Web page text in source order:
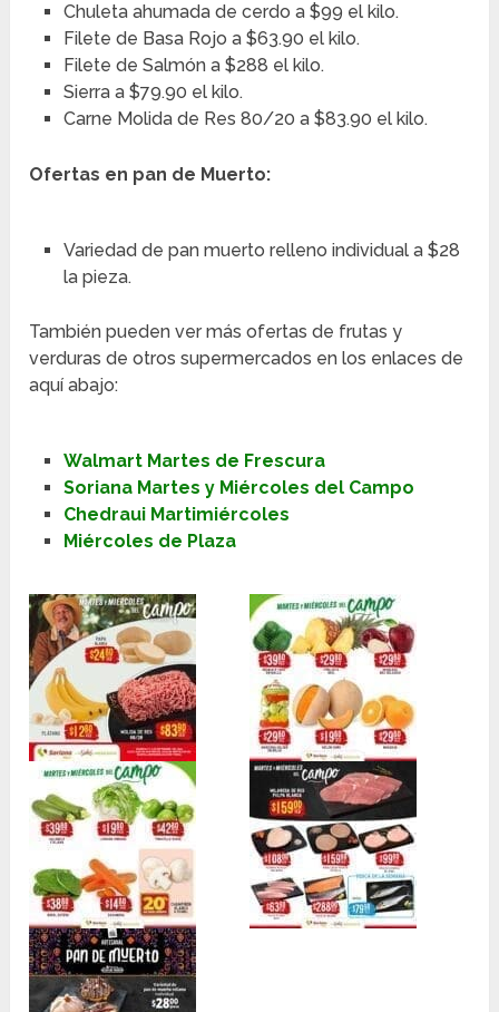
Chuleta ahumada de cerdo a $99 el kilo.
Filete de Basa Rojo a $63.90 el kilo.
Filete de Salmón a $288 el kilo.
Sierra a $79.90 el kilo.
Carne Molida de Res 80/20 a $83.90 el kilo.
Ofertas en pan de Muerto:
Variedad de pan muerto relleno individual a $28
la pieza.
También pueden ver más ofertas de frutas y
verduras de otros supermercados en los enlaces de
aquí abajo:
Walmart Martes de Frescura
Soriana Martes y Miércoles del Campo
Chedraui Martimiércoles
Miércoles de Plaza